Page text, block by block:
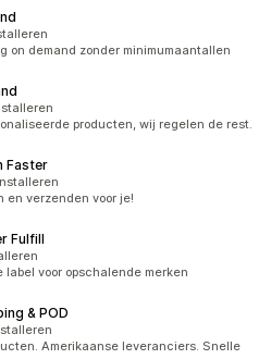
on demand zonder minimumaantallen
producten, wij regelen de rest.
Faster
en verzenden voor je!
Fulfill
label voor opschalende merken
& POD
Amerikaanse leveranciers. Snelle